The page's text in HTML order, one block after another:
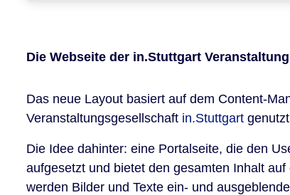
Die Webseite der in.Stuttgart
Das neue Layout basiert auf dem Content-
Veranstaltungsgesellschaft in.Stuttgart
Die Idee dahinter: eine Portalseite, die den
aufgesetzt und bietet den gesamten Inhalt auf
werden Bilder und Texte ein- und